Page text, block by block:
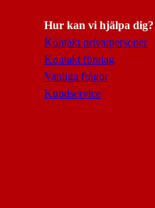
Hur kan vi hjälpa dig?
Kontakt privatpersoner
Kontakt företag
Vanliga frågor
Kundservice